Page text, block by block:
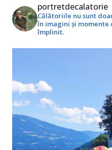
portretdecalatorie
Călătoriile nu sunt
în imagini și
împlinit.